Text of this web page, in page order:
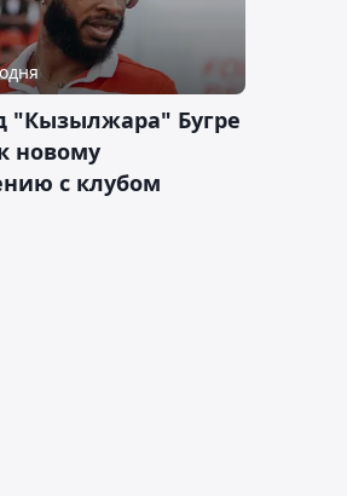
"Кызылжара" Бугре
новому
с клубом